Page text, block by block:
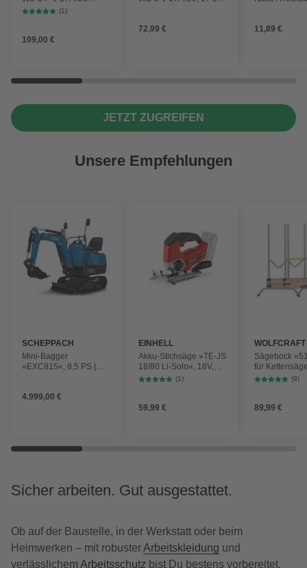
Workshop mit
(1)
109,00 €
72,99 €
4 Stück
11,89 €
JETZT ZUGREIFEN
Unsere Empfehlungen
SCHEPPACH
Mini-Bagger
»EXC815«, 8,5 PS |
Kettenantrieb
4.999,00 €
EINHELL
Akku-Stichsäge »TE-JS
18/80 Li-Solo«, 18V,
2700 (Hübe/min), ohne
(1)
59,99 €
WOLFCRAFT
Sägebock
für
klappbar (9)
89,99 €
Sicher arbeiten. Gut ausgestattet.
Ob auf der Baustelle, in der Werkstatt oder beim
Heimwerken – mit robusterArbeitskleidung und
verlässlichem Arbeitsschutz bist Du bestens vorbereitet.